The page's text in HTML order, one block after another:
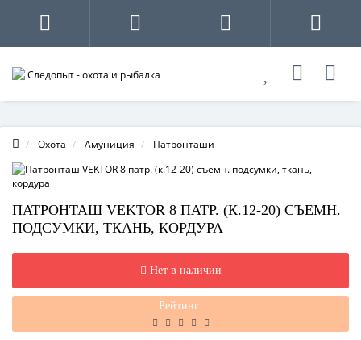
Охота Амуниция Патронташи
ПАТРОНТАШ VEKTOR 8 ПАТР. (К.12-20) СЪЕМН.
ПОДСУМКИ, ТКАНЬ, КОРДУРА
Нет в наличии
Рейтинг: